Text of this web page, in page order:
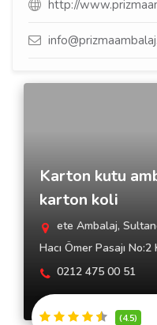
http://
Karton kutu
karton koli
ete Ambalaj,
Hacı Ömer Pasajı No:2
0212 475 00 51
(4.5)